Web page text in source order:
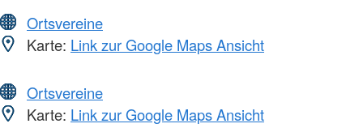
Ortsvereine
Karte: Link zur Google Maps Ansicht
Ortsvereine
Karte: Link zur Google Maps Ansicht